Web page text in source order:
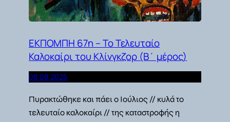
ΕΚΠΟΜΠΗ 67η – Το Τελευταίο
Καλοκαίρι του Κλίνγκζορ (Β΄ μέρος)
08.08.2025
Πυρακτώθηκε και πάει ο Ιούλιος // κυλά το
τελευταίο καλοκαίρι // της καταστροφής η